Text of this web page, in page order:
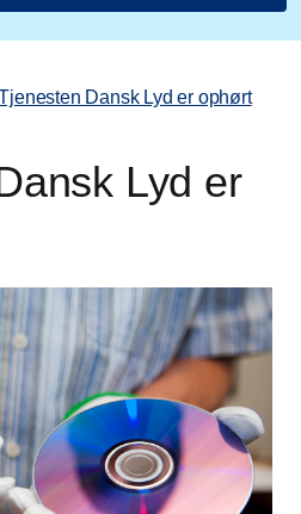
Dansk Lyd er ophørt
Lyd er